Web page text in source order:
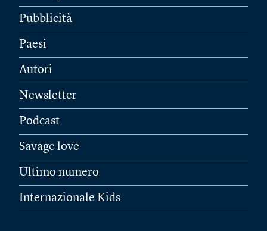
Pubblicità
Paesi
Autori
Newsletter
Podcast
Savage love
Ultimo numero
Internazionale Kids